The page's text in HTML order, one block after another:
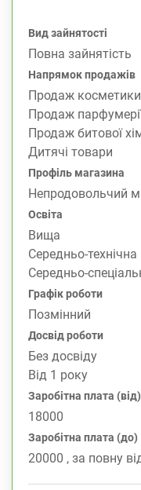
Вид зайнятості
Повна зайнятість
Напрямок продажів
Продаж косметики
Продаж
Продаж битової
Дитячі товари
Профіль магазина
Непродовольчий
Освіта
Вища
Середньо-технічна
Середньо-
Графік роботи
Позмінний
Досвід роботи
Без досвіду
Від 1 року
Заробітна плата (від)
18000
Заробітна плата (до)
20000 , за повну